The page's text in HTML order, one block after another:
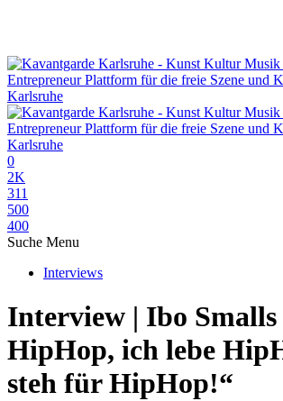
0
2K
311
500
400
Suche Menu
Interviews
Interview | Ibo
HipHop, ich lebe
steh für HipHop!“